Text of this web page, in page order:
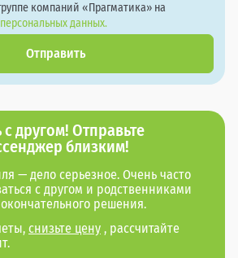
компаний «Прагматика» на
данных.
Отправить
с другом! Отправьте
близким!
— дело серьезное. Очень часто
с другом и родственниками
решения.
снизьте цену , рассчитайте